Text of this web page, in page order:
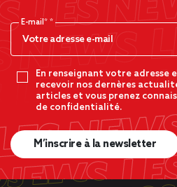
E-mail*
En renseignant votre adresse
recevoir nos dernères
articles et vous prenez
de confidentialité.
M’inscrire à la newsletter